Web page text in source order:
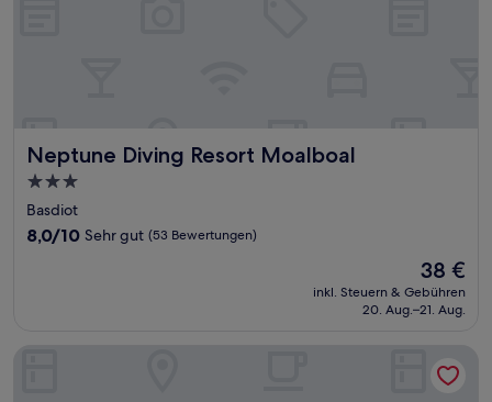
Neptune Diving Resort Moalboal
Neptune Diving Resort Moalboal
3.0-
Sterne-
Unterkunft
Basdiot
8.0
Bewertungen)
8,0/10 Sehr gut (53 Bewertungen)
Der
Preis
beträgt
38 €
inkl. Steuern & Gebühren
20. Aug.–21. Aug.